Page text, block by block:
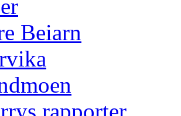
Beiarn
rapporter